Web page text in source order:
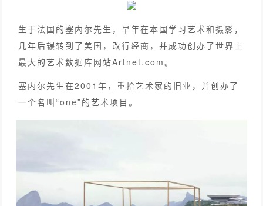
生于法国的塞内尔先生，早年在本国学习艺术和摄影，
几年后辗转到了美国，改行经商，并成功创办了世界上
最大的艺术数据库网站Artnet.com。
塞内尔先生在2001年，重拾艺术家的旧业，并创办了
一个名叫“one”的艺术项目。